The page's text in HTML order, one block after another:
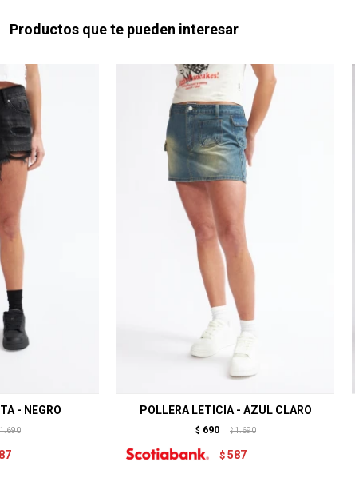
Productos que te pueden interesar
- NEGRO POLLERA LETICIA - AZUL CLARO
$ 690 $ 1.690
$ 587